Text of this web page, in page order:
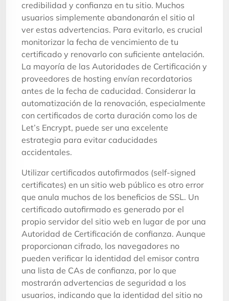
credibilidad y confianza en tu sitio. Muchos
usuarios simplemente abandonarán el sitio al
ver estas advertencias. Para evitarlo, es crucial
monitorizar la fecha de vencimiento de tu
certificado y renovarlo con suficiente antelación.
La mayoría de las Autoridades de Certificación y
proveedores de hosting envían recordatorios
antes de la fecha de caducidad. Considerar la
automatización de la renovación, especialmente
con certificados de corta duración como los de
Let’s Encrypt, puede ser una excelente
estrategia para evitar caducidades
accidentales.
Utilizar certificados autofirmados (self-signed
certificates) en un sitio web público es otro error
que anula muchos de los beneficios de SSL. Un
certificado autofirmado es generado por el
propio servidor del sitio web en lugar de por una
Autoridad de Certificación de confianza. Aunque
proporcionan cifrado, los navegadores no
pueden verificar la identidad del emisor contra
una lista de CAs de confianza, por lo que
mostrarán advertencias de seguridad a los
usuarios, indicando que la identidad del sitio no